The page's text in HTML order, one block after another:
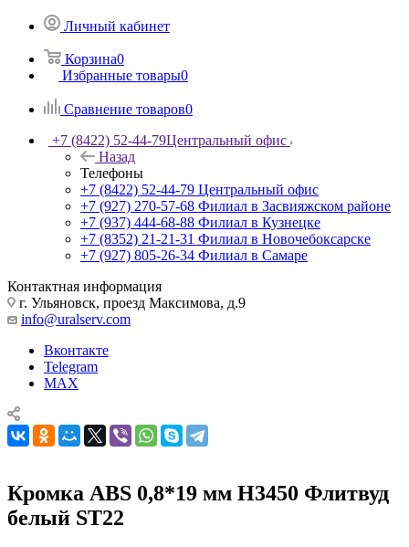
Личный кабинет
Корзина0
Избранные товары0
Сравнение товаров0
+7 (8422) 52-44-79Центральный офис
Назад
Телефоны
+7 (8422) 52-44-79 Центральный офис
+7 (927) 270-57-68 Филиал в Засвияжском районе
+7 (937) 444-68-88 Филиал в Кузнецке
+7 (8352) 21-21-31 Филиал в Новочебоксарске
+7 (927) 805-26-34 Филиал в Самаре
Контактная информация
г. Ульяновск, проезд Максимова, д.9
info@uralserv.com
Вконтакте
Telegram
MAX
Кромка ABS 0,8*19 мм H3450 Флитвуд
белый ST22